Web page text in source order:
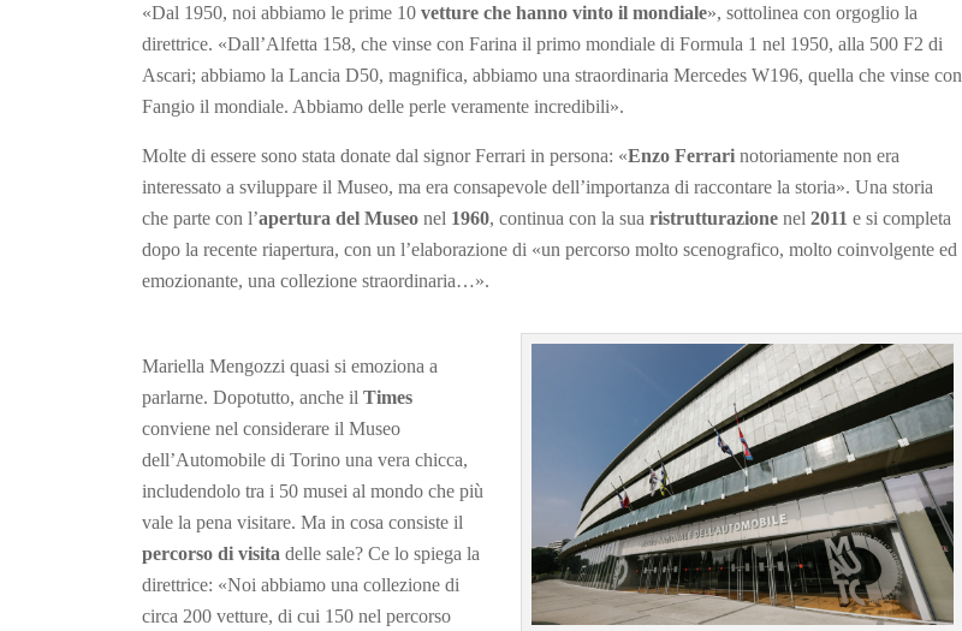
«Dal 1950, noi abbiamo le prime 10vetture che hanno vinto il mondiale», sottolinea con orgoglio la
direttrice. «Dall’Alfetta 158, che vinse con Farina il primo mondiale di Formula 1 nel 1950, alla 500 F2 di
Ascari; abbiamo la Lancia D50, magnifica, abbiamo una straordinaria Mercedes W196, quella che vinse con
Fangio il mondiale. Abbiamo delle perle veramente incredibili».
Molte di essere sono stata donate dal signor Ferrari in persona: «Enzo Ferrari notoriamente non era
interessato a sviluppare il Museo, ma era consapevole dell’importanza di raccontare la storia». Una storia
che parte con l’apertura del Museo nel 1960, continua con la suaristrutturazione nel2011 e si completa
dopo la recente riapertura, con un l’elaborazione di «un percorso molto scenografico, molto coinvolgente ed
emozionante, una collezione straordinaria…».
Mariella Mengozzi quasi si emoziona a
parlarne. Dopotutto, anche ilTimes
conviene nel considerare il Museo
dell’Automobile di Torino una vera chicca,
includendolo tra i 50 musei al mondo che più
vale la pena visitare. Ma in cosa consiste il
percorso di visita delle sale? Ce lo spiega la
direttrice: «Noi abbiamo una collezione di
circa 200 vetture, di cui 150 nel percorso